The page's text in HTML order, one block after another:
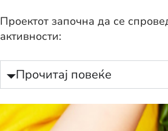
Проектот започна да се
активности:
Прочитај повеќе